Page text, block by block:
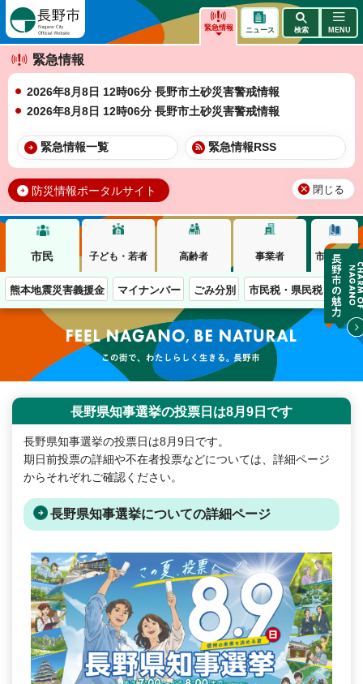
緊急情報
緊急情報
2026年8月8日 12時06分 長野市土砂災害警戒情報
2026年8月8日 12時06分 長野市土砂災害警戒情報
緊急情報一覧 緊急情報RSS
防災情報ポータルサイト 閉じる
ニュース 検索 MENU
市民 子ども・若者 高齢者 事業者 市政情報
熊本地震災害義援金 マイナンバー ごみ分別 市民税・県民税 移住
この街で、わたしらしく生きる。長野市
長野県知事選挙の投票日は8月9日です
長野県知事選挙の投票日は8月9日です。
期日前投票の詳細や不在者投票などについては、詳細ページ
からそれぞれご確認ください。
長野県知事選挙についての詳細ページ